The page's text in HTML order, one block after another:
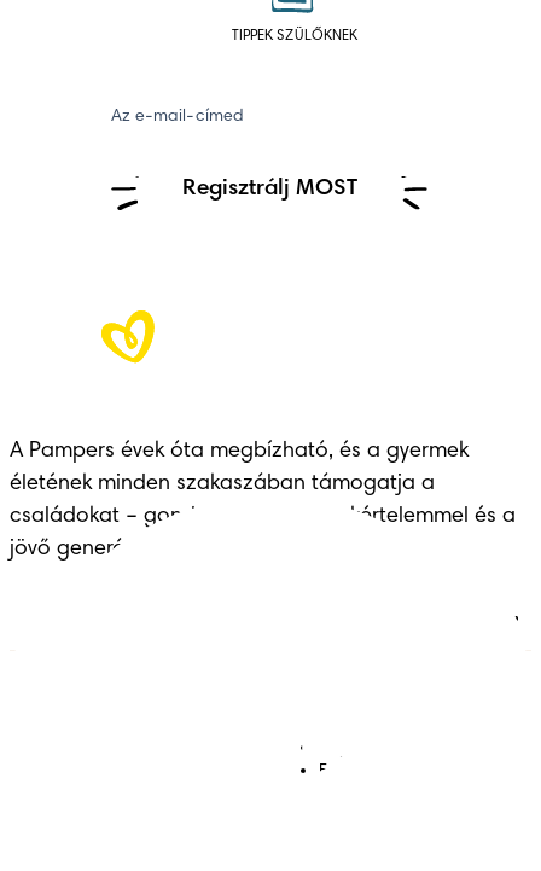
TIPPEK SZÜLŐKNEK
Az e-mail-címed
Regisztrálj MOST
A Pampers évek óta megbízható, és a gyermek
életének minden szakaszában támogatja a
családokat – gondoskodással, szakértelemmel és a
jövő generációinak átadott örökséggel.
Felhasználási feltételek